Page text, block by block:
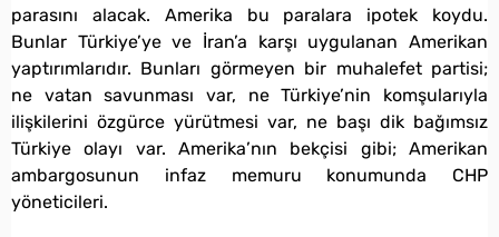
parasını alacak. Amerika bu paralara ipotek koydu.
Bunlar Türkiye’ye ve İran’a karşı uygulanan Amerikan
yaptırımlarıdır. Bunları görmeyen bir muhalefet partisi;
ne vatan savunması var, ne Türkiye’nin komşularıyla
ilişkilerini özgürce yürütmesi var, ne başı dik bağımsız
Türkiye olayı var. Amerika’nın bekçisi gibi; Amerikan
ambargosunun infaz memuru konumunda CHP
yöneticileri.